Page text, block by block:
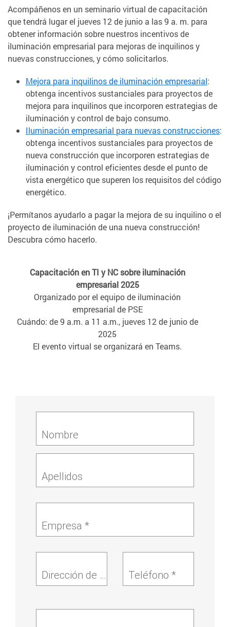
Acompáñenos en un seminario virtual de capacitación
que tendrá lugar el jueves 12 de junio a las 9 a. m. para
obtener información sobre nuestros incentivos de
iluminación empresarial para mejoras de inquilinos y
nuevas construcciones, y cómo solicitarlos.
Mejora para inquilinos de iluminación empresarial:
obtenga incentivos sustanciales para proyectos de
mejora para inquilinos que incorporen estrategias de
iluminación y control de bajo consumo.
Iluminación empresarial para nuevas construcciones:
obtenga incentivos sustanciales para proyectos de
nueva construcción que incorporen estrategias de
iluminación y control eficientes desde el punto de
vista energético que superen los requisitos del código
energético.
¡Permítanos ayudarlo a pagar la mejora de su inquilino o el
proyecto de iluminación de una nueva construcción!
Descubra cómo hacerlo.
Capacitación en TI y NC sobre iluminación
empresarial 2025
Organizado por el equipo de iluminación
empresarial de PSE
Cuándo: de 9 a.m. a 11 a.m., jueves 12 de junio de
2025
El evento virtual se organizará en Teams.
Nombre
Apellidos
Empresa *
Dirección de correo electrónico* Teléfono *